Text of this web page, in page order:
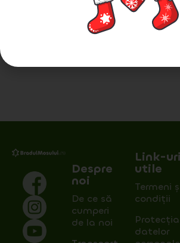
conducătorul auto al
transport la locul
către cumpărător în
Despre
noi
De ce să
cumperi
de la noi
Link-uri
utile
Termeni
condiții
Protecția
datelor